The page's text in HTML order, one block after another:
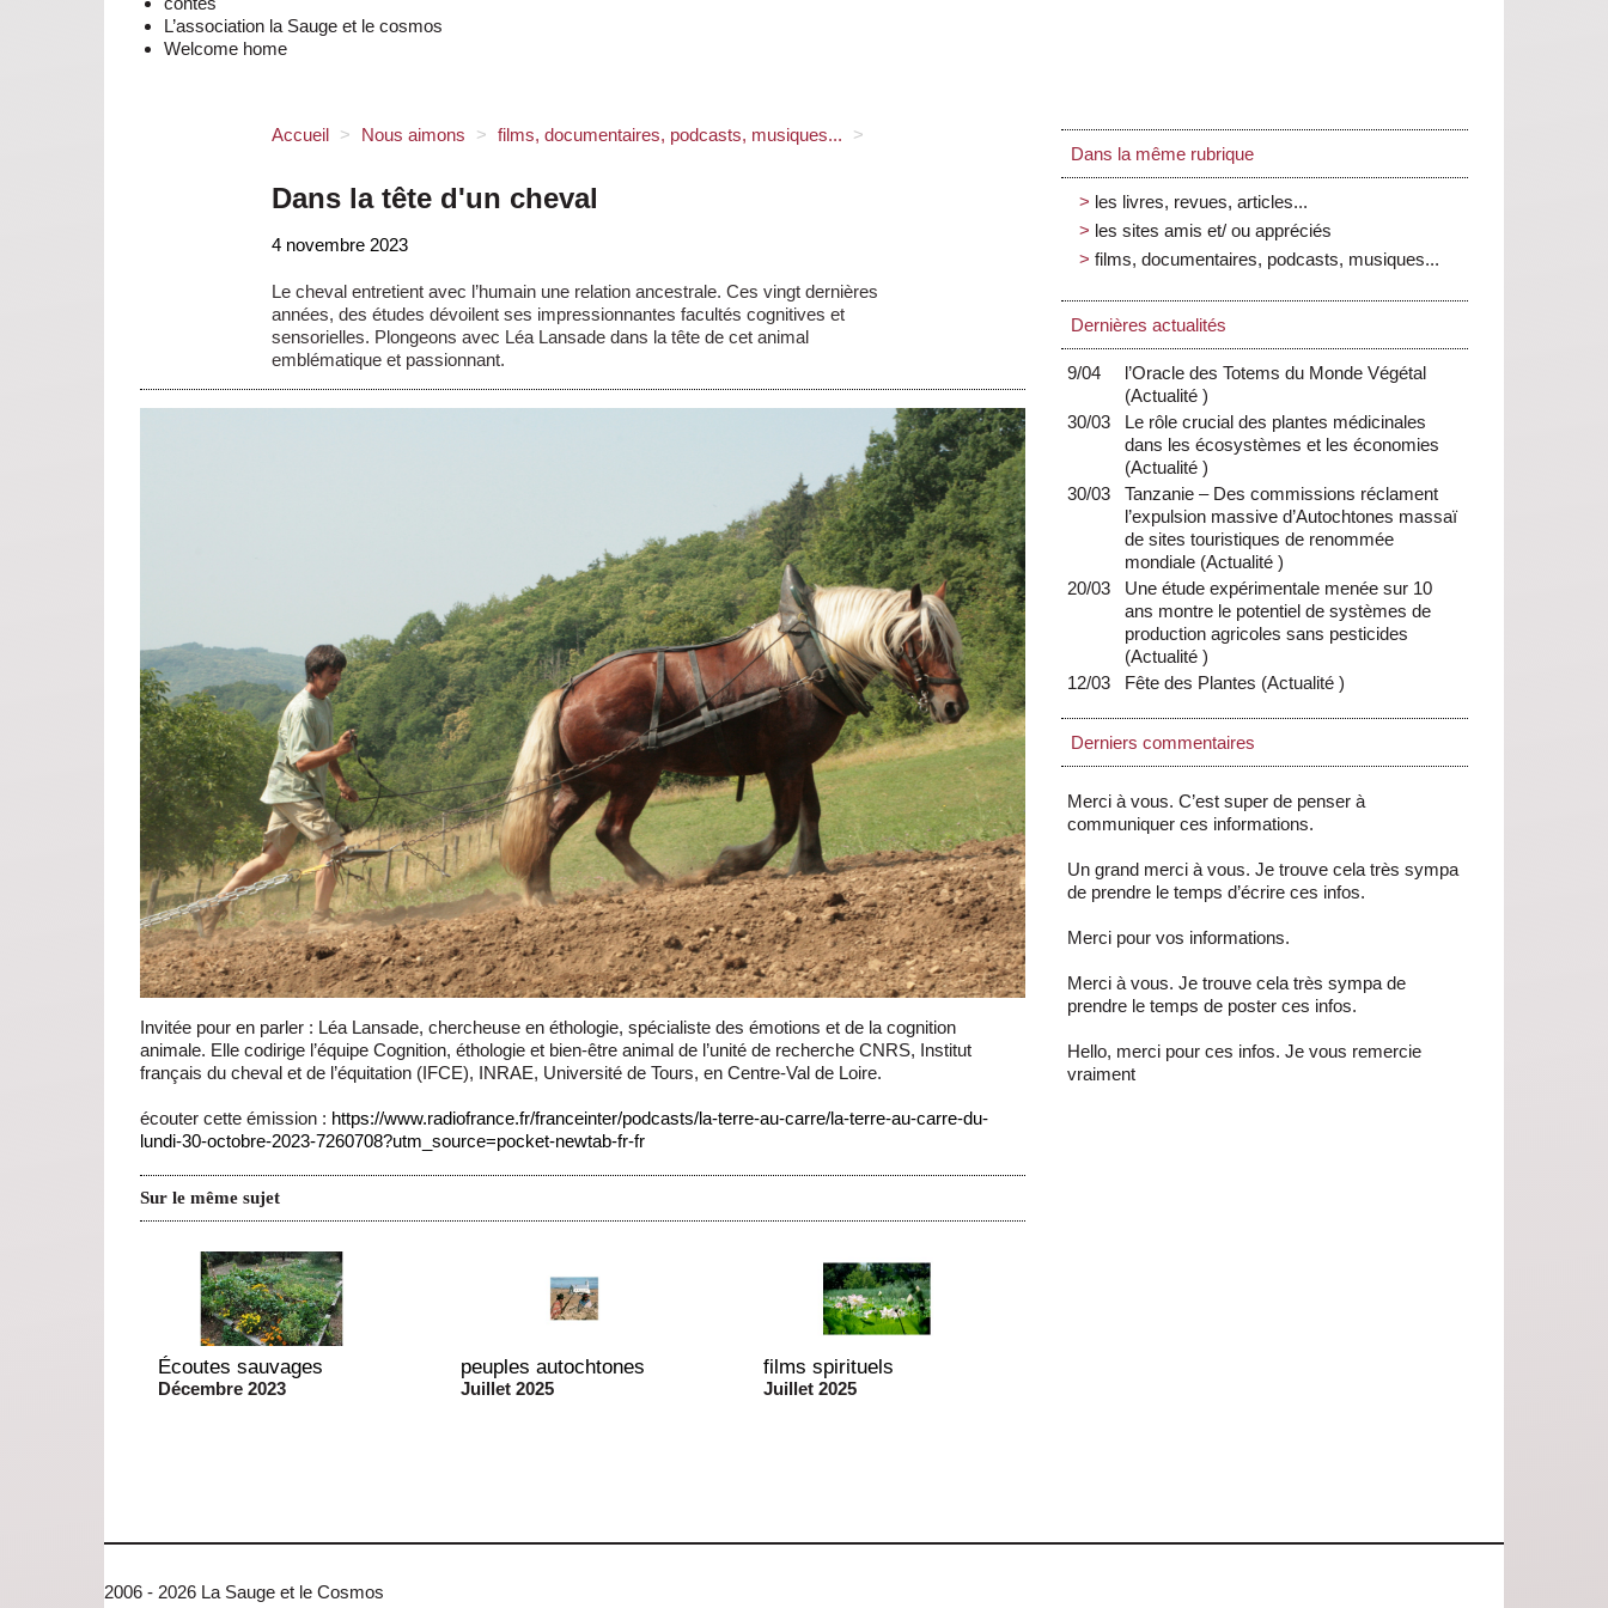
L’association la Sauge et le cosmos
Welcome home
Accueil > Nous aimons > films, documentaires, podcasts, musiques... >
Dans la tête d'un cheval
4 novembre 2023
Le cheval entretient avec l’humain une relation ancestrale. Ces vingt dernières
années, des études dévoilent ses impressionnantes facultés cognitives et
sensorielles. Plongeons avec Léa Lansade dans la tête de cet animal
emblématique et passionnant.
Invitée pour en parler : Léa Lansade, chercheuse en éthologie, spécialiste des émotions et de la cognition
animale. Elle codirige l’équipe Cognition, éthologie et bien-être animal de l’unité de recherche CNRS, Institut
français du cheval et de l’équitation (IFCE), INRAE, Université de Tours, en Centre-Val de Loire.
écouter cette émission : https://www.radiofrance.fr/franceinter/podcasts/la-terre-au-carre/la-terre-au-carre-du-
lundi-30-octobre-2023-7260708?utm_source=pocket-newtab-fr-fr
Sur le même sujet
Écoutes sauvages
Décembre 2023
peuples autochtones
Juillet 2025
films spirituels
Juillet 2025
Dans la même rubrique
les livres, revues, articles...
les sites amis et/ ou appréciés
films, documentaires, podcasts, musiques...
Dernières actualités
9/04
l’Oracle des Totems du Monde Végétal
(Actualité)
30/03
Le rôle crucial des plantes médicinales
dans les écosystèmes et les économies
(Actualité)
30/03
Tanzanie – Des commissions réclament
l’expulsion massive d’Autochtones massaï
de sites touristiques de renommée
mondiale (Actualité)
20/03
Une étude expérimentale menée sur 10
ans montre le potentiel de systèmes de
production agricoles sans pesticides
(Actualité)
12/03
Fête des Plantes (Actualité)
Derniers commentaires
Merci à vous. C’est super de penser à
communiquer ces informations.
Un grand merci à vous. Je trouve cela très sympa
de prendre le temps d’écrire ces infos.
Merci pour vos informations.
Merci à vous. Je trouve cela très sympa de
prendre le temps de poster ces infos.
Hello, merci pour ces infos. Je vous remercie
vraiment
2006 - 2026 La Sauge et le Cosmos